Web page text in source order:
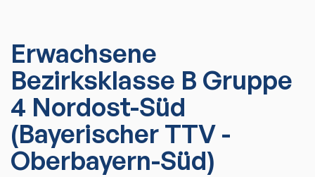
Erwachsene
Bezirksklasse B Gruppe
4 Nordost-Süd
(Bayerischer TTV -
Oberbayern-Süd)